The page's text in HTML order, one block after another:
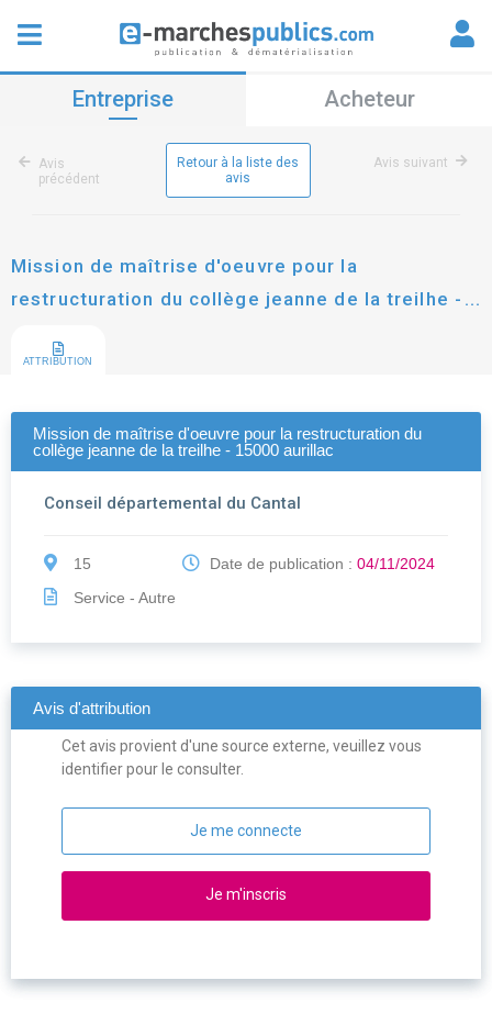
Entreprise Acheteur
Avis
précédent
Retour à la liste des
avis
Avis suivant
Mission de maîtrise d'oeuvre pour la
restructuration du collège jeanne de la treilhe -
ATTRIBUTION
Mission de maîtrise d'oeuvre pour la restructuration du
collège jeanne de la treilhe - 15000 aurillac
Conseil départemental du Cantal
15
Service - Autre
Date de publication : 04/11/2024
Avis d'attribution
Cet avis provient d'une source externe, veuillez vous
identifier pour le consulter.
Je me connecte
Je m'inscris